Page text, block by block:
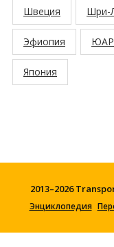
Швеция Шри-
Эфиопия ЮАР
Япония
2013–2026
Энциклопедия